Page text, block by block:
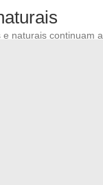
naturais continuam